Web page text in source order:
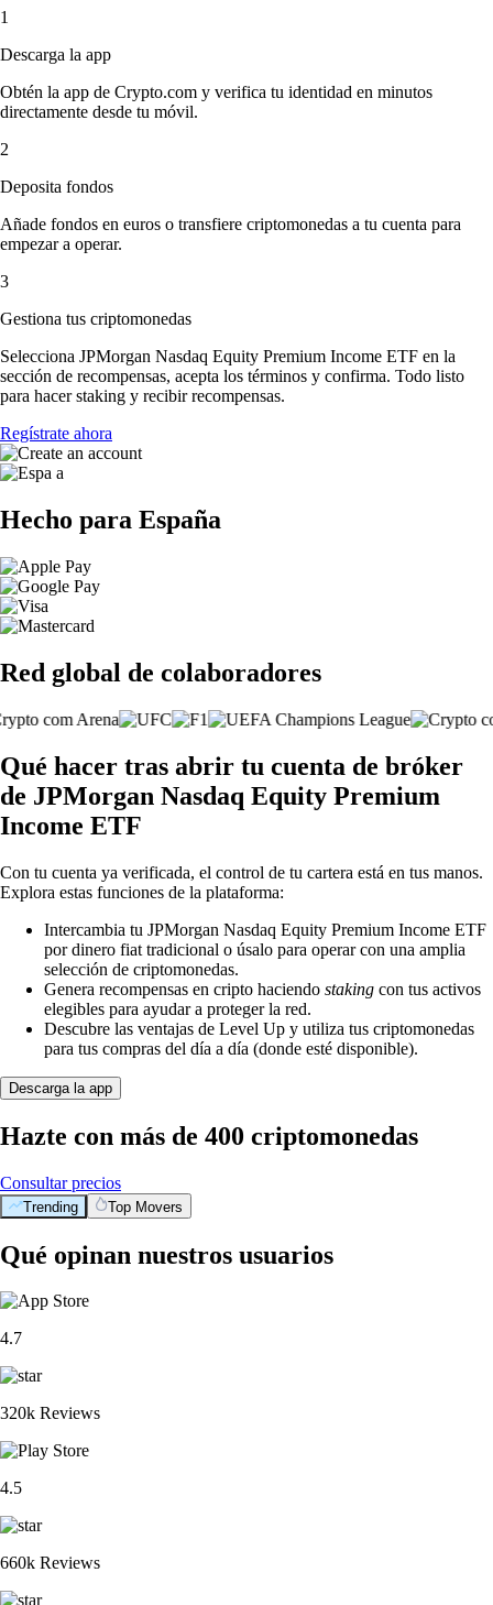
1
Descarga la app
Obtén la app de Crypto.com y verifica tu identidad en minutos
directamente desde tu móvil.
2
Deposita fondos
Añade fondos en euros o transfiere criptomonedas a tu cuenta para
empezar a operar.
3
Gestiona tus criptomonedas
Selecciona JPMorgan Nasdaq Equity Premium Income ETF en la
sección de recompensas, acepta los términos y confirma. Todo listo
para hacer staking y recibir recompensas.
Regístrate ahora
Hecho para España
Red global de colaboradores
Qué hacer tras abrir tu cuenta de bróker
de JPMorgan Nasdaq Equity Premium
Income ETF
Con tu cuenta ya verificada, el control de tu cartera está en tus manos.
Explora estas funciones de la plataforma:
Intercambia tu JPMorgan Nasdaq Equity Premium Income ETF
por dinero fiat tradicional o úsalo para operar con una amplia
selección de criptomonedas.
Genera recompensas en cripto haciendo staking con tus activos
elegibles para ayudar a proteger la red.
Descubre las ventajas de Level Up y utiliza tus criptomonedas
para tus compras del día a día (donde esté disponible).
Descarga la app
Hazte con más de 400 criptomonedas
Consultar precios
Trending Top Movers
Qué opinan nuestros usuarios
4.7
320k Reviews
4.5
660k Reviews